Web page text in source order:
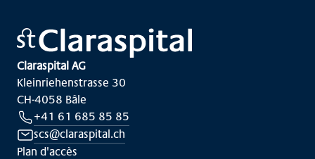
Claraspital AG
Kleinriehenstrasse 30
CH-4058 Bâle
+41 61 685 85 85
scs@claraspital.ch
Plan d'accès